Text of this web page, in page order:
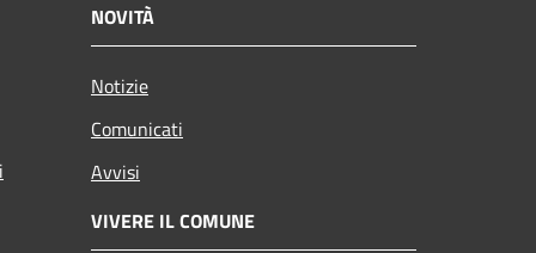
NOVITÀ
Notizie
Comunicati
Avvisi
VIVERE IL COMUNE